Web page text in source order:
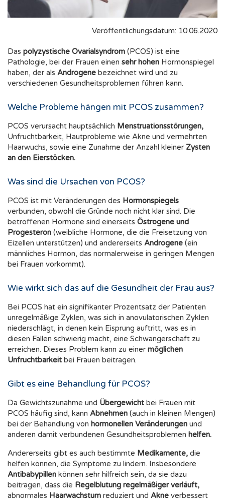
Veröffentlichungsdatum: 10.06.2020
Das polyzystische Ovarialsyndrom (PCOS) ist eine
Pathologie, bei der Frauen einen sehr hohen Hormonspiegel
haben, der als Androgene bezeichnet wird und zu
verschiedenen Gesundheitsproblemen führen kann.
Welche Probleme hängen mit PCOS zusammen?
PCOS verursacht hauptsächlich Menstruationsstörungen,
Unfruchtbarkeit, Hautprobleme wie Akne und vermehrten
Haarwuchs, sowie eine Zunahme der Anzahl kleiner Zysten
an den Eierstöcken.
Was sind die Ursachen von PCOS?
PCOS ist mit Veränderungen des Hormonspiegels
verbunden, obwohl die Gründe noch nicht klar sind. Die
betroffenen Hormone sind einerseits Östrogene und
Progesteron (weibliche Hormone, die die Freisetzung von
Eizellen unterstützen) und andererseits Androgene (ein
männliches Hormon, das normalerweise in geringen Mengen
bei Frauen vorkommt).
Wie wirkt sich das auf die Gesundheit der Frau aus?
Bei PCOS hat ein signifikanter Prozentsatz der Patienten
unregelmäßige Zyklen, was sich in anovulatorischen Zyklen
niederschlägt, in denen kein Eisprung auftritt, was es in
diesen Fällen schwierig macht, eine Schwangerschaft zu
erreichen. Dieses Problem kann zu einer möglichen
Unfruchtbarkeit bei Frauen beitragen.
Gibt es eine Behandlung für PCOS?
Da Gewichtszunahme und Übergewicht bei Frauen mit
PCOS häufig sind, kann Abnehmen (auch in kleinen Mengen)
bei der Behandlung von hormonellen Veränderungen und
anderen damit verbundenen Gesundheitsproblemen helfen.
Andererseits gibt es auch bestimmte Medikamente, die
helfen können, die Symptome zu lindern. Insbesondere
Antibabypillen können sehr hilfreich sein, da sie dazu
beitragen, dass die Regelblutung regelmäßiger verläuft,
abnormales Haarwachstum reduziert und Akne verbessert